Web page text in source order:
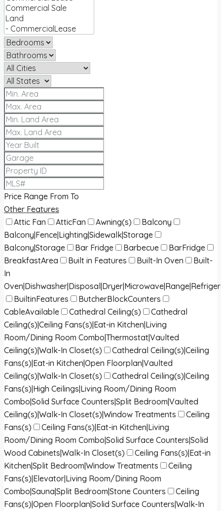
Price Range From To
Other Features
Attic Fan
AtticFan Awning(s)
Balcony
Balcony|Fence|Lighting|Sidewalk|Storage
Balcony|Storage
Bar Fridge Barbecue
BarFridge
BreakfastArea
Built in Features Built-In Oven
Built-
In
BuiltinFeatures
ButcherBlockCounters
CableAvailable
Cathedral Ceiling(s)
Cathedral
Ceiling(s)|Ceiling Fans(s)|Eat-in Kitchen|Living
Room/Dining Room Combo|Thermostat|Vaulted
Ceiling(s)|Walk-In Closet(s)
Cathedral Ceiling(s)|Ceiling
Fans(s)|Eat-in Kitchen|Open Floorplan|Vaulted
Ceiling(s)|Walk-In Closet(s)
Cathedral Ceiling(s)|Ceiling
Fans(s)|High Ceilings|Living Room/Dining Room
Combo|Solid Surface Counters|Split Bedroom|Vaulted
Ceiling(s)|Walk-In Closet(s)|Window Treatments
Ceiling
Fans(s)
Ceiling Fans(s)|Eat-in Kitchen|Living
Room/Dining Room Combo|Solid Surface Counters|Solid
Wood Cabinets|Walk-In Closet(s)
Ceiling Fans(s)|Eat-in
Kitchen|Split Bedroom|Window Treatments
Ceiling
Fans(s)|Elevator|Living Room/Dining Room
Combo|Sauna|Split Bedroom|Stone Counters
Ceiling
Fans(s)|Open Floorplan|Solid Surface Counters|Walk-In